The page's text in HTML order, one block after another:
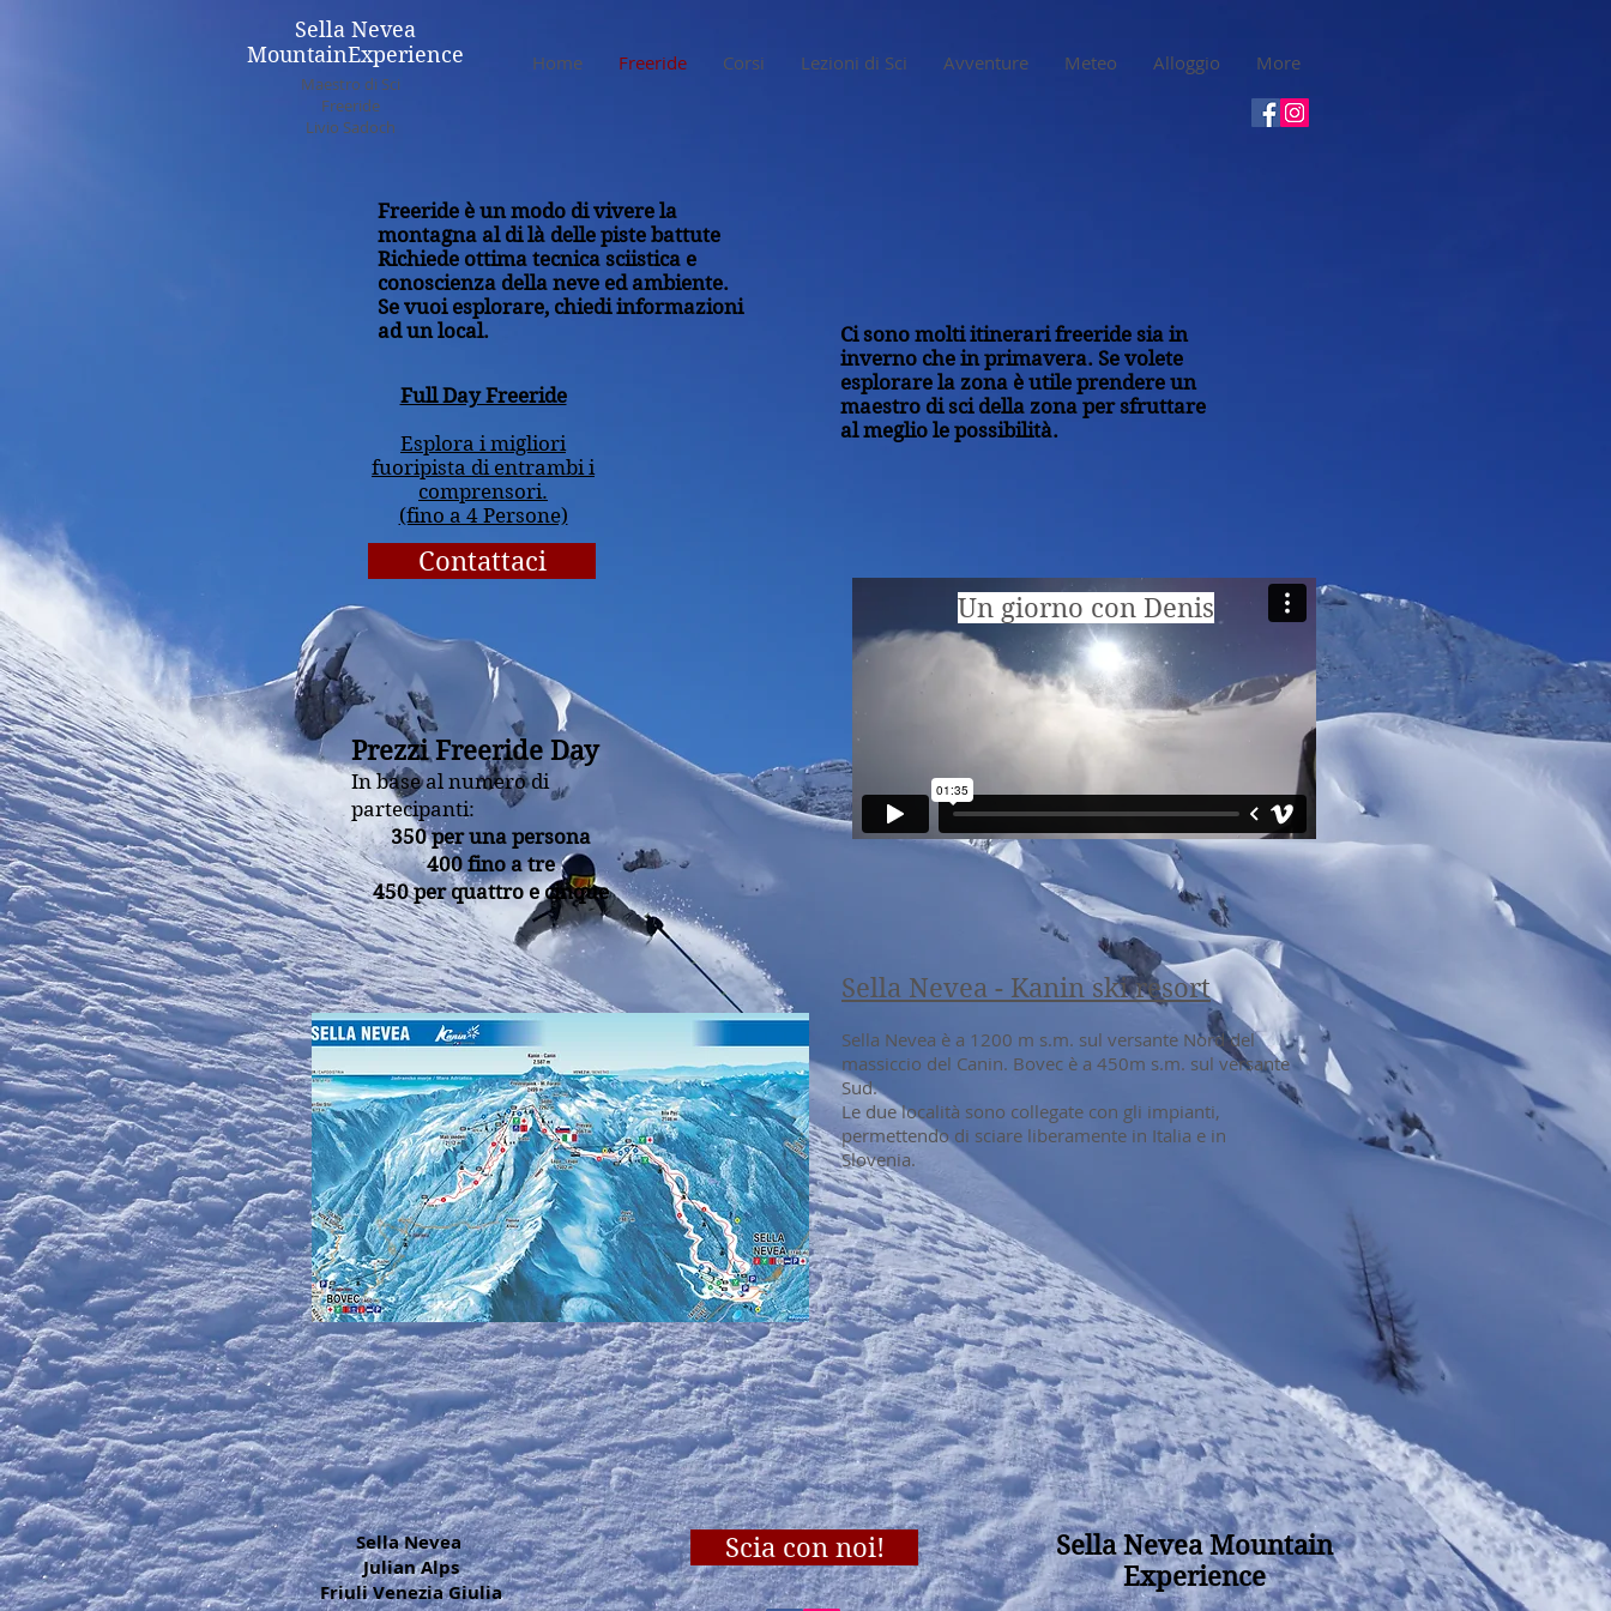
Sella Nevea
MountainExperience
Maestro di Sci
Freeride
Livio Sadoch
Home Freeride Corsi Lezioni di Sci Avventure Meteo Alloggio More
Ci sono molti itinerari freeride sia in
inverno che in primavera. Se volete
esplorare la zona è utile prendere un
maestro di sci della zona per sfruttare
al meglio le possibilità.
Freeride è un modo di vivere la
montagna al di là delle piste battute
Richiede ottima tecnica sciistica e
conoscienza della neve ed ambiente.
Se vuoi esplorare, chiedi informazioni
ad un local.
Full Day Freeride
Esplora i migliori
fuoripista di entrambi i
comprensori.
(fino a 4 Persone)
Contattaci
Sella Nevea - Kanin ski resort
Sella Nevea è a 1200 m s.m. sul versante Nord del
massiccio del Canin. Bovec è a 450m s.m. sul versante
Sud.
Le due località sono collegate con gli impianti,
permettendo di sciare liberamente in Italia e in
Slovenia.
Un giorno con Denis
Prezzi Freeride Day
In base al numero di
partecipanti:
350 per una persona
400 fino a tre
450 per quattro e cinque
Sella Nevea
Julian Alps
Friuli Venezia Giulia
Scia con noi!
Sella Nevea Mountain
Experience